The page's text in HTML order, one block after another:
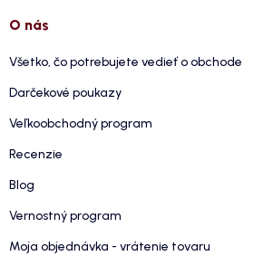
O nás
Všetko, čo potrebujete vedieť o obchode
Darčekové poukazy
Veľkoobchodný program
Recenzie
Blog
Vernostný program
Moja objednávka - vrátenie tovaru